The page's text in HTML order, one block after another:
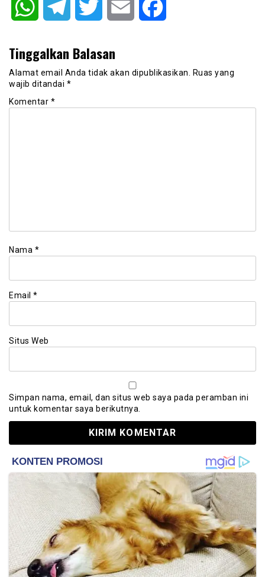
WhatsAppTelegram Twitter Email
Tinggalkan Balasan
Alamat email Anda tidak akan dipublikasikan.
Ruas yang
wajib ditandai *
Komentar *
Nama *
Email *
Situs Web
Simpan nama, email, dan situs web saya pada peramban ini
untuk komentar saya berikutnya.